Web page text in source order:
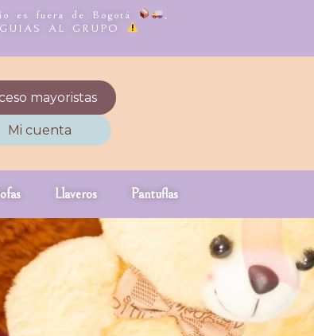
es fuera de Bogotá
,
AL GRUPO
mayoristas
Mi cuenta
Llaveros Pantuflas